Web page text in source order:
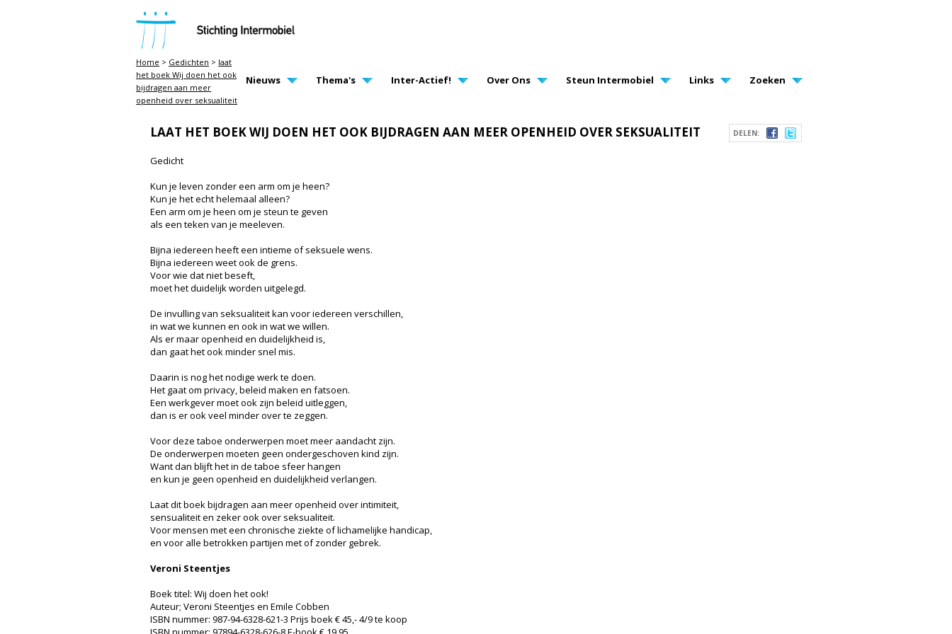
STICHTING INTERMOBIEL
MAIN PAGE NAVIGATION
Nieuws Thema's Inter-Actief! Over Ons Steun Intermobiel Links Zoeken
Home > Gedichten > laat
het boek Wij doen het ook
bijdragen aan meer
openheid over seksualiteit
DELEN:
LAAT HET BOEK WIJ DOEN HET OOK BIJDRAGEN AAN MEER OPENHEID OVER SEKSUALITEIT
Gedicht
Kun je leven zonder een arm om je heen?
Kun je het echt helemaal alleen?
Een arm om je heen om je steun te geven
als een teken van je meeleven.
Bijna iedereen heeft een intieme of seksuele wens.
Bijna iedereen weet ook de grens.
Voor wie dat niet beseft,
moet het duidelijk worden uitgelegd.
De invulling van seksualiteit kan voor iedereen verschillen,
in wat we kunnen en ook in wat we willen.
Als er maar openheid en duidelijkheid is,
dan gaat het ook minder snel mis.
Daarin is nog het nodige werk te doen.
Het gaat om privacy, beleid maken en fatsoen.
Een werkgever moet ook zijn beleid uitleggen,
dan is er ook veel minder over te zeggen.
Voor deze taboe onderwerpen moet meer aandacht zijn.
De onderwerpen moeten geen ondergeschoven kind zijn.
Want dan blijft het in de taboe sfeer hangen
en kun je geen openheid en duidelijkheid verlangen.
Laat dit boek bijdragen aan meer openheid over intimiteit,
sensualiteit en zeker ook over seksualiteit.
Voor mensen met een chronische ziekte of lichamelijke handicap,
en voor alle betrokken partijen met of zonder gebrek.
Veroni Steentjes
Boek titel: Wij doen het ook!
Auteur; Veroni Steentjes en Emile Cobben
ISBN nummer: 987-94-6328-621-3 Prijs boek € 45,- 4/9 te koop